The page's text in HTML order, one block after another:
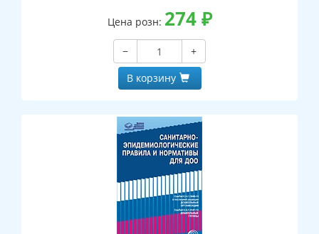
Цена розн: 274₽
−
+
В корзину